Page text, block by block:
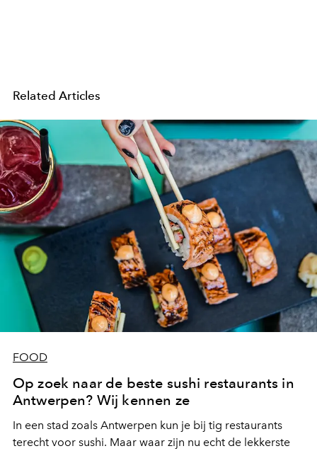
Related Articles
FOOD
Op zoek naar de beste sushi restaurants in
Antwerpen? Wij kennen ze
In een stad zoals Antwerpen kun je bij tig restaurants
terecht voor sushi. Maar waar zijn nu echt de lekkerste